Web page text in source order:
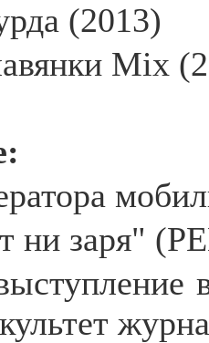
(2013)
Mix
ни заря"